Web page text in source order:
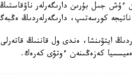
ءۇش جىل بۇرىن دارىگەرلەر
كورسەتىپ، دارىگەرلەردىڭ
كەزەڭىنەن ءوتۋى كەرەك.